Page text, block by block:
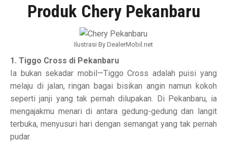
Produk Chery Pekanbaru
Ilustrasi By DealerMobil.net
1. Tiggo Cross di Pekanbaru
Ia bukan sekadar mobil—Tiggo Cross adalah puisi yang
melaju di jalan, ringan bagai bisikan angin namun kokoh
seperti janji yang tak pernah dilupakan. Di Pekanbaru, ia
mengajakmu menari di antara gedung-gedung dan langit
terbuka, menyusuri hari dengan semangat yang tak pernah
pudar.